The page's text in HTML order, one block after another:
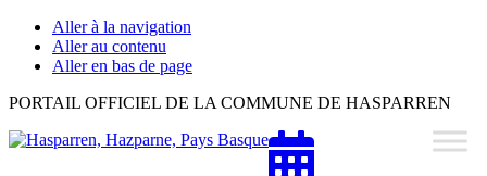
Aller à la navigation
Aller au contenu
Aller en bas de page
Hasparren,
Pays
PORTAIL OFFICIEL DE LA COMMUNE DE HASPARREN